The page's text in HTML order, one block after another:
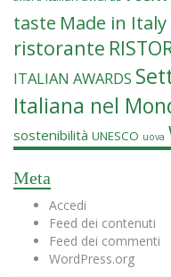
taste Made in Italy
ristorante
ITALIAN AWARDS
Italiana nel
sostenibilità UNESCO uova
Meta
Accedi
Feed dei contenuti
Feed dei commenti
WordPress.org